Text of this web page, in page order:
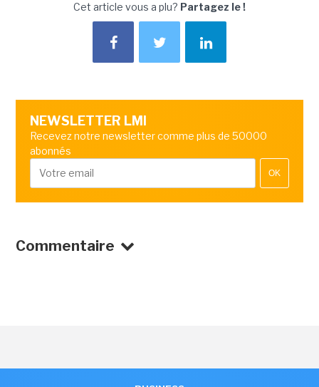
Cet article vous a plu? Partagez le !
NEWSLETTER LMI
Recevez notre newsletter comme plus de 50000
abonnés
OK
Commentaire